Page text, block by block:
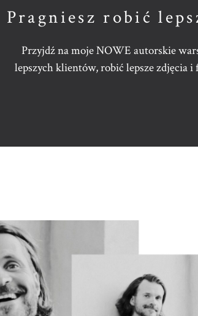
Pragniesz robić
Przyjdź na moje NOWE autorskie
lepszych klientów, robić lepsze zdjęcia